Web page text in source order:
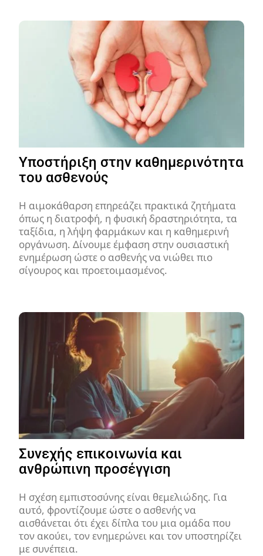
Υποστήριξη στην καθημερινότητα
του ασθενούς
Η αιμοκάθαρση επηρεάζει πρακτικά ζητήματα
όπως η διατροφή, η φυσική δραστηριότητα, τα
ταξίδια, η λήψη φαρμάκων και η καθημερινή
οργάνωση. Δίνουμε έμφαση στην ουσιαστική
ενημέρωση ώστε ο ασθενής να νιώθει πιο
σίγουρος και προετοιμασμένος.
Συνεχής επικοινωνία και
ανθρώπινη προσέγγιση
Η σχέση εμπιστοσύνης είναι θεμελιώδης. Για
αυτό, φροντίζουμε ώστε ο ασθενής να
αισθάνεται ότι έχει δίπλα του μια ομάδα που
τον ακούει, τον ενημερώνει και τον υποστηρίζει
με συνέπεια.